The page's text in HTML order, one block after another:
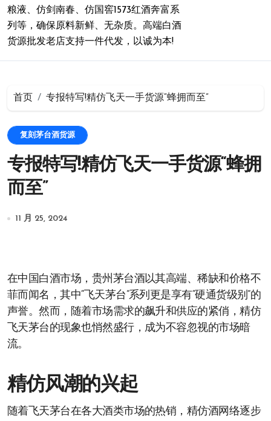
粮液、仿剑南春、仿国窖1573红酒奔富系
列等，确保原料新鲜、无杂质。高端白酒
货源批发老店支持一件代发，以诚为本!
首页 专报特写!精仿飞天一手货源“蜂拥而至”
复刻茅台酒货源
专报特写!精仿飞天一手货源“蜂拥
而至”
11 月 25, 2024
在中国白酒市场，贵州茅台酒以其高端、稀缺和价格不
菲而闻名，其中“飞天茅台”系列更是享有“硬通货级别”的
声誉。然而，随着市场需求的飙升和供应的紧俏，精仿
飞天茅台的现象也悄然盛行，成为不容忽视的市场暗
流。
精仿风潮的兴起
随着飞天茅台在各大酒类市场的热销，精仿酒网络逐步